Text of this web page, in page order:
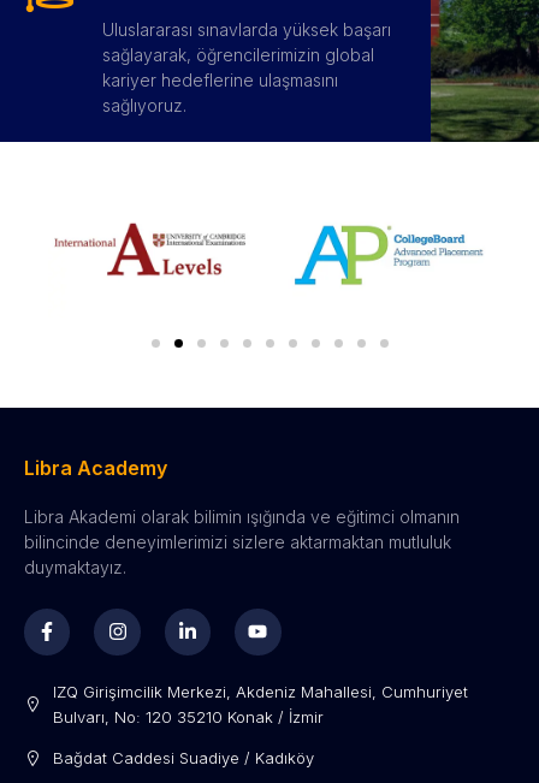
Uluslararası sınavlarda yüksek başarı
sağlayarak, öğrencilerimizin global
kariyer hedeflerine ulaşmasını
sağlıyoruz.
Libra Academy
Libra Akademi olarak bilimin ışığında ve eğitimci olmanın
bilincinde deneyimlerimizi sizlere aktarmaktan mutluluk
duymaktayız.
IZQ Girişimcilik Merkezi, Akdeniz Mahallesi, Cumhuriyet
Bulvarı, No: 120 35210 Konak / İzmir
Bağdat Caddesi Suadiye / Kadıköy